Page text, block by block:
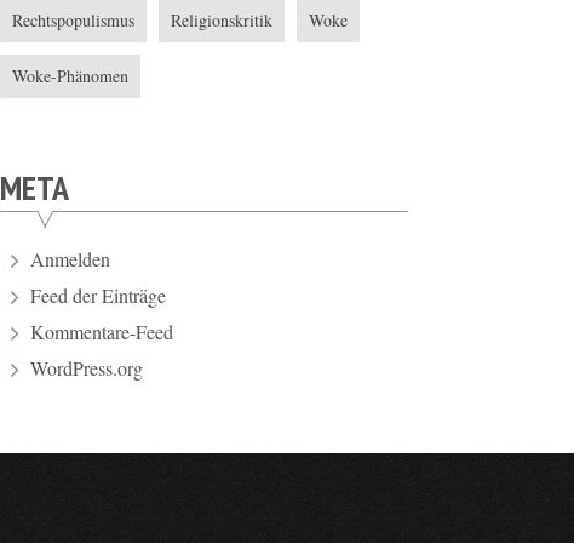
Rechtspopulismus Religionskritik Woke
Woke-Phänomen
META
Anmelden
Feed der Einträge
Kommentare-Feed
WordPress.org